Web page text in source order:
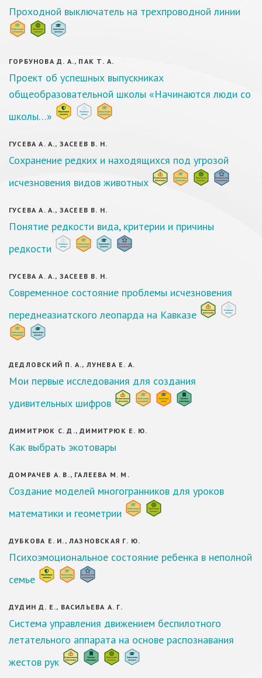
Проходной выключатель на трехпроводной линии
ГОРБУНОВА Д. А., ПАК Т. А.
Проект об успешных выпускниках
общеобразовательной школы «Начинаются люди со
школы…»
ГУСЕВА А. А., ЗАСЕЕВ В. Н.
Сохранение редких и находящихся под угрозой
исчезновения видов животных
ГУСЕВА А. А., ЗАСЕЕВ В. Н.
Понятие редкости вида, критерии и причины
редкости
ГУСЕВА А. А., ЗАСЕЕВ В. Н.
Современное состояние проблемы исчезновения
переднеазиатского леопарда на Кавказе
ДЕДЛОВСКИЙ П. А., ЛУНЕВА Е. А.
Мои первые исследования для создания
удивительных шифров
ДИМИТРЮК С. Д., ДИМИТРЮК Е. Ю.
Как выбрать экотовары
ДОМРАЧЕВ А. В., ГАЛЕЕВА М. М.
Создание моделей многогранников для уроков
математики и геометрии
ДУБКОВА Е. И., ЛАЗНОВСКАЯ Г. Ю.
Психоэмоциональное состояние ребенка в неполной
семье
ДУДИН Д. Е., ВАСИЛЬЕВА А. Г.
Система управления движением беспилотного
летательного аппарата на основе распознавания
жестов рук